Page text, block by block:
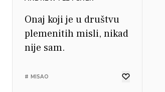
Onaj koji je u društvu
plemenitih misli, nikad
nije sam.
# MISAO